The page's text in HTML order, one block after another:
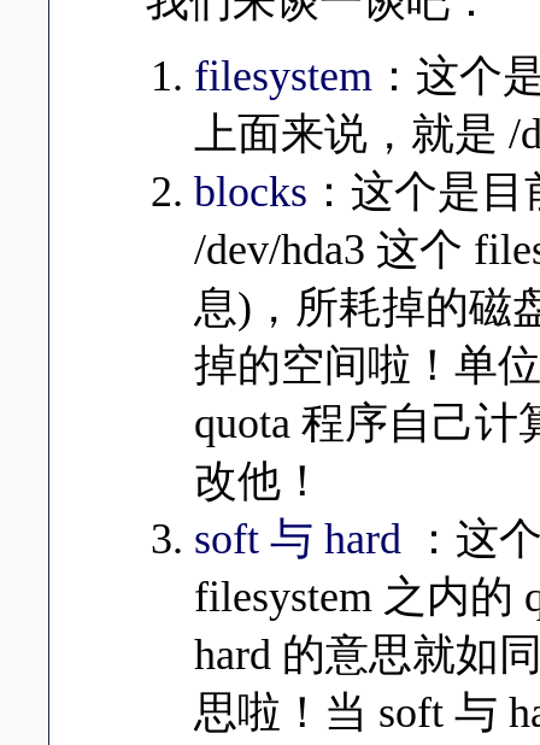
filesystem ：这个
上面来说，就是 /
blocks ：这个是
/dev/hda3 这个
息)，所耗掉的磁
掉的空间啦！单
quota 程序自己
改他！
soft 与 hard
：这
filesystem 之内的
hard 的意思就如
思啦！当 soft 与